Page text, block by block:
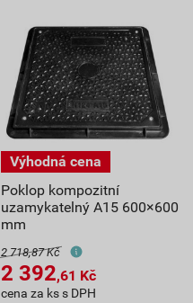
Poklop kompozitní
uzamykatelný A15 600×600
mm
2 718,87 Kč
2 392,61 Kč
cena za ks s DPH